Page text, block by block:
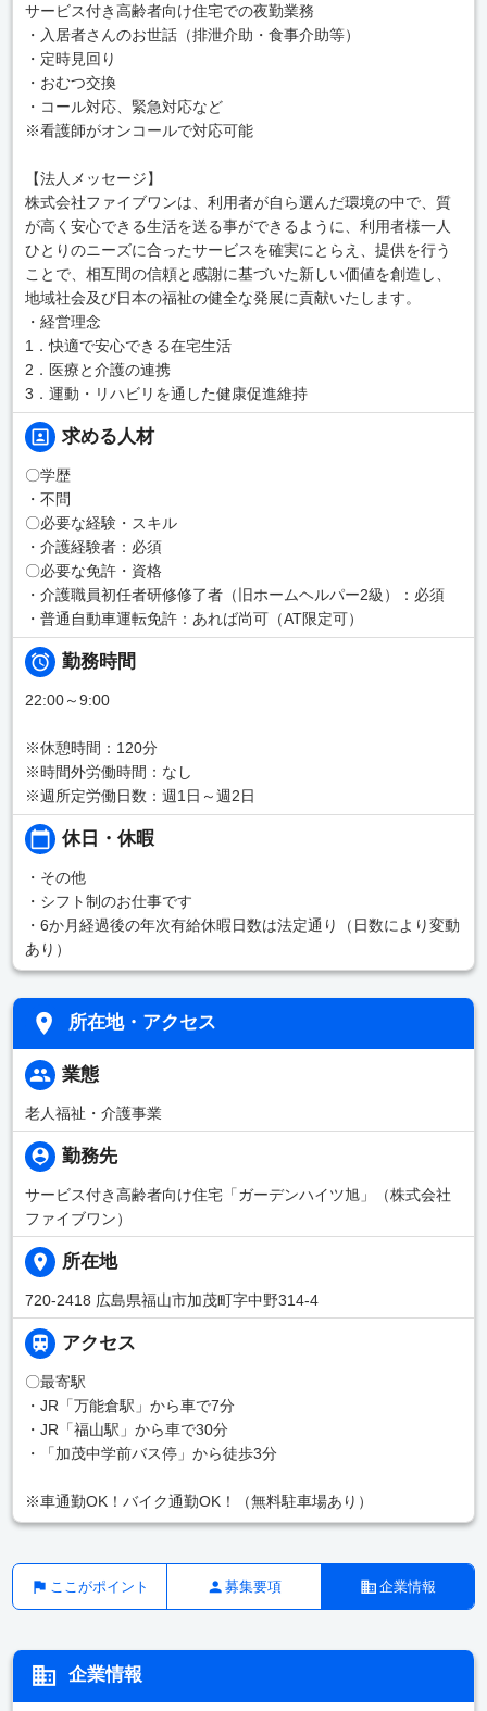
サービス付き高齢者向け住宅での夜勤業務
・入居者さんのお世話（排泄介助・食事介助等）
・定時見回り
・おむつ交換
・コール対応、緊急対応など
※看護師がオンコールで対応可能
【法人メッセージ】
株式会社ファイブワンは、利用者が自ら選んだ環境の中で、質
が高く安心できる生活を送る事ができるように、利用者様一人
ひとりのニーズに合ったサービスを確実にとらえ、提供を行う
ことで、相互間の信頼と感謝に基づいた新しい価値を創造し、
地域社会及び日本の福祉の健全な発展に貢献いたします。
・経営理念
1．快適で安心できる在宅生活
2．医療と介護の連携
3．運動・リハビリを通した健康促進維持
求める人材
〇学歴
・不問
〇必要な経験・スキル
・介護経験者：必須
〇必要な免許・資格
・介護職員初任者研修修了者（旧ホームヘルパー2級）：必須
・普通自動車運転免許：あれば尚可（AT限定可）
勤務時間
22:00～9:00
※休憩時間：120分
※時間外労働時間：なし
※週所定労働日数：週1日～週2日
休日・休暇
・その他
・シフト制のお仕事です
・6か月経過後の年次有給休暇日数は法定通り（日数により変動
あり）
所在地・アクセス
業態
老人福祉・介護事業
勤務先
サービス付き高齢者向け住宅「ガーデンハイツ旭」（株式会社
ファイブワン）
所在地
720-2418 広島県福山市加茂町字中野314-4
アクセス
〇最寄駅
・JR「万能倉駅」から車で7分
・JR「福山駅」から車で30分
・「加茂中学前バス停」から徒歩3分
※車通勤OK！バイク通勤OK！（無料駐車場あり）
ここがポイント 募集要項 企業情報
企業情報